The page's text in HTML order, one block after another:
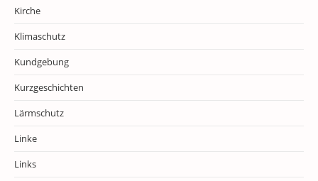
Kirche
Klimaschutz
Kundgebung
Kurzgeschichten
Lärmschutz
Linke
Links